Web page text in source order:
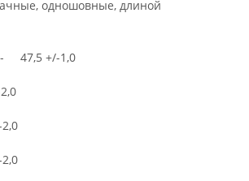
одношовные, длиной
+/-1,0